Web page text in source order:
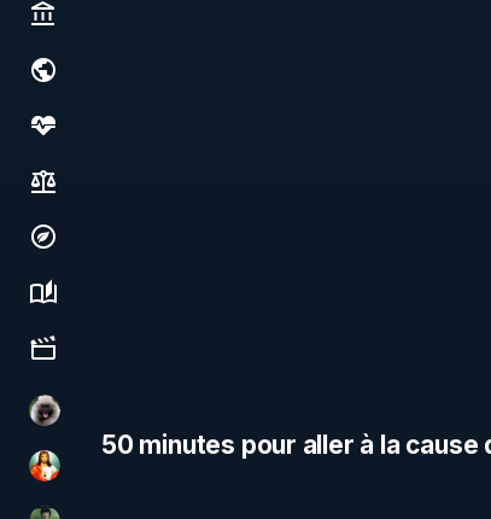
Politics & institutions
Society, justice & freedoms
Economy, environment & technology
Science, history & spirituality
Culture, media & entertainment
Priscane
L'autre son de cloche
50 minutes pour aller à la